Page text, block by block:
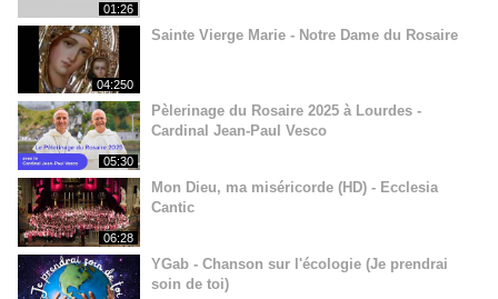
01:26
04:250
Sainte Vierge Marie - Notre Dame du Rosaire
05:30
Pèlerinage du Rosaire 2025 à Lourdes -
Cardinal Jean-Paul Vesco
06:28
Mon Dieu, ma miséricorde (HD) - Ecclesia
Cantic
YGab - Chanson sur l'écologie (Je prendrai
soin de toi)